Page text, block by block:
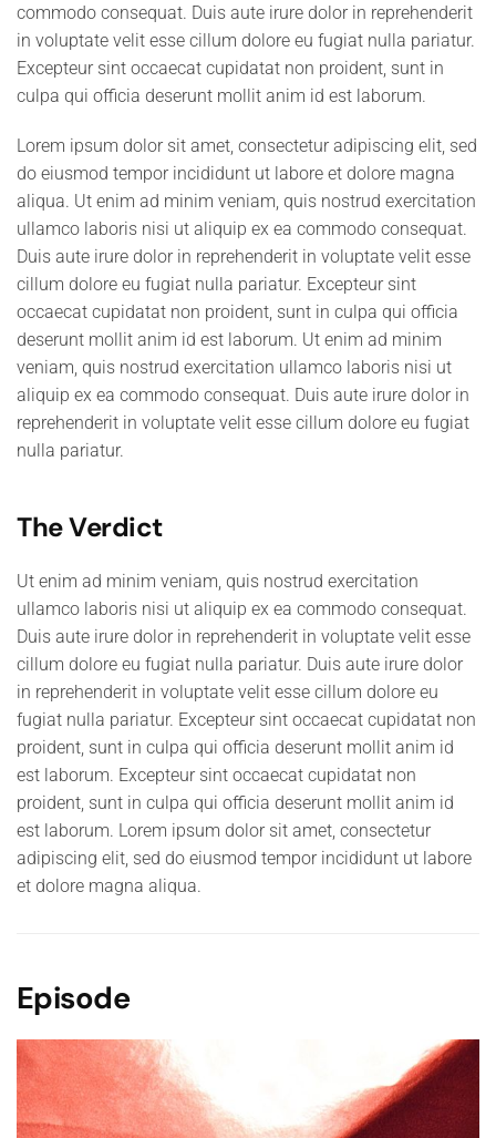
commodo consequat. Duis aute irure dolor in reprehenderit
in voluptate velit esse cillum dolore eu fugiat nulla pariatur.
Excepteur sint occaecat cupidatat non proident, sunt in
culpa qui officia deserunt mollit anim id est laborum.
Lorem ipsum dolor sit amet, consectetur adipiscing elit, sed
do eiusmod tempor incididunt ut labore et dolore magna
aliqua. Ut enim ad minim veniam, quis nostrud exercitation
ullamco laboris nisi ut aliquip ex ea commodo consequat.
Duis aute irure dolor in reprehenderit in voluptate velit esse
cillum dolore eu fugiat nulla pariatur. Excepteur sint
occaecat cupidatat non proident, sunt in culpa qui officia
deserunt mollit anim id est laborum. Ut enim ad minim
veniam, quis nostrud exercitation ullamco laboris nisi ut
aliquip ex ea commodo consequat. Duis aute irure dolor in
reprehenderit in voluptate velit esse cillum dolore eu fugiat
nulla pariatur.
The Verdict
Ut enim ad minim veniam, quis nostrud exercitation
ullamco laboris nisi ut aliquip ex ea commodo consequat.
Duis aute irure dolor in reprehenderit in voluptate velit esse
cillum dolore eu fugiat nulla pariatur. Duis aute irure dolor
in reprehenderit in voluptate velit esse cillum dolore eu
fugiat nulla pariatur. Excepteur sint occaecat cupidatat non
proident, sunt in culpa qui officia deserunt mollit anim id
est laborum. Excepteur sint occaecat cupidatat non
proident, sunt in culpa qui officia deserunt mollit anim id
est laborum. Lorem ipsum dolor sit amet, consectetur
adipiscing elit, sed do eiusmod tempor incididunt ut labore
et dolore magna aliqua.
Episode